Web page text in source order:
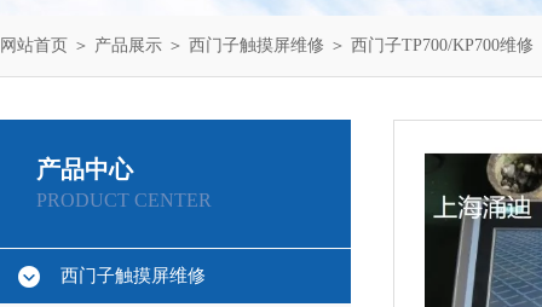
网站首页 ＞ 产品展示 ＞ 西门子触摸屏维修 ＞ 西门子TP700/KP700维修
产品中心
PRODUCT CENTER
西门子触摸屏维修